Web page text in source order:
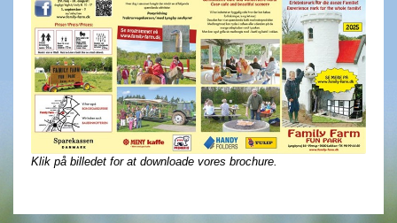
Klik på billedet for at downloade vores brochure.